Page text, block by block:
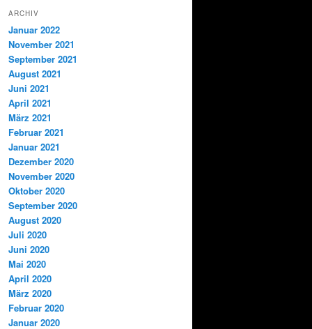
ARCHIV
Januar 2022
November 2021
September 2021
August 2021
Juni 2021
April 2021
März 2021
Februar 2021
Januar 2021
Dezember 2020
November 2020
Oktober 2020
September 2020
August 2020
Juli 2020
Juni 2020
Mai 2020
April 2020
März 2020
Februar 2020
Januar 2020